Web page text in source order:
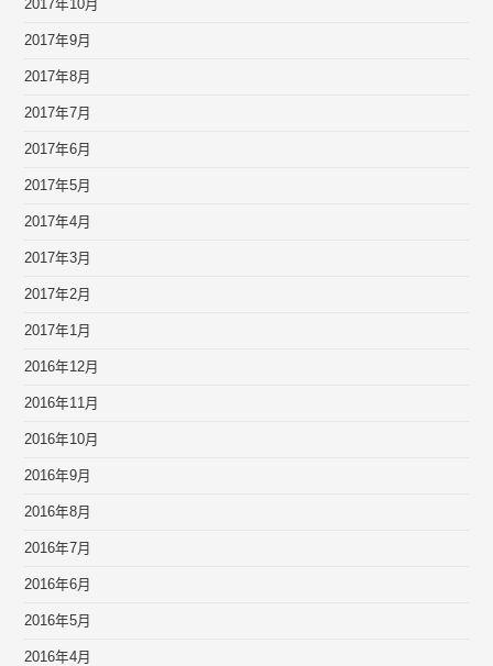
2017年10月
2017年9月
2017年8月
2017年7月
2017年6月
2017年5月
2017年4月
2017年3月
2017年2月
2017年1月
2016年12月
2016年11月
2016年10月
2016年9月
2016年8月
2016年7月
2016年6月
2016年5月
2016年4月